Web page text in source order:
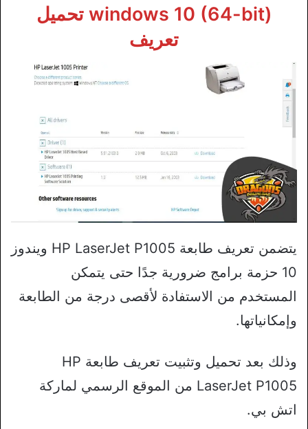
windows 10 (64-bit) تحميل
تعريف
يتضمن تعريف طابعة HP LaserJet P1005 ويندوز
10 حزمة برامج ضرورية جدًا حتى يتمكن
المستخدم من الاستفادة لأقصى درجة من الطابعة
وإمكانياتها.
وذلك بعد تحميل وتثبيت تعريف طابعة HP
LaserJet P1005 من الموقع الرسمي لماركة
اتش بي.